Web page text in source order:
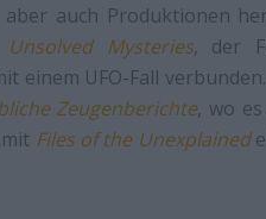
auch Produktionen
Unsolved Mysteries, der
einem UFO-Fall
Zeugenberichte, wo
Files of the Unexplained